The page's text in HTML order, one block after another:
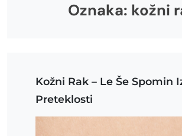
Oznaka: kožni
Kožni Rak – Le Še Spomin
Preteklosti